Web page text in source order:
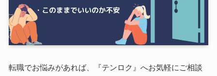
転職でお悩みがあれば、『テンロク』へお気軽にご相談